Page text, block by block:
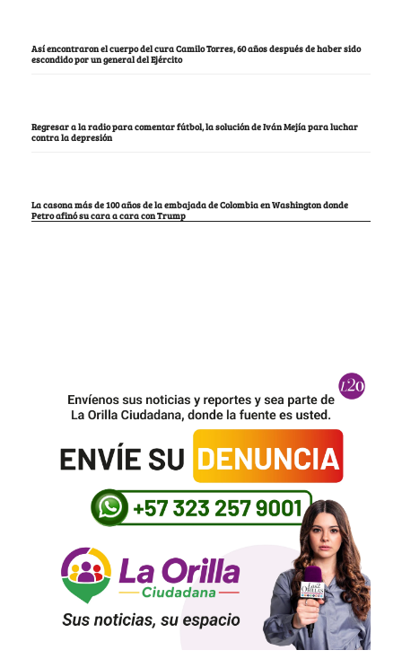
Así encontraron el cuerpo del cura Camilo Torres, 60 años después de haber sido
escondido por un general del Ejército
Regresar a la radio para comentar fútbol, la solución de Iván Mejía para luchar
contra la depresión
La casona más de 100 años de la embajada de Colombia en Washington donde
Petro afinó su cara a cara con Trump